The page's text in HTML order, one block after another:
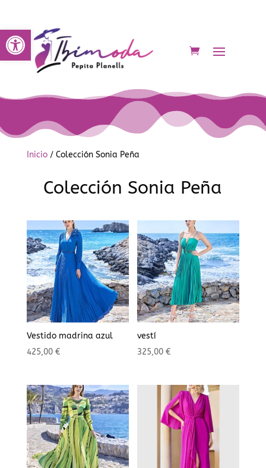
Abrir barra de herramientas
Inicio/ Colección Sonia Peña
Colección Sonia Peña
Vestido madrina azul
425,00 €
vestí
325,00€